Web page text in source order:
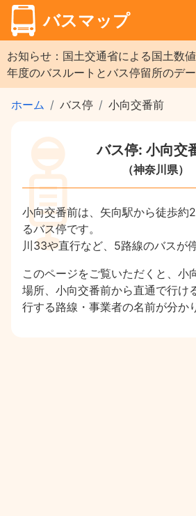
バスマップ
お知らせ：国土交通省による国土数
年度のバスルートとバス停留所のデー
ホーム バス停 小向交番前
バス停: 小向交
（神奈川県）
小向交番前は、矢向駅から徒歩約
るバス停です。
川33や直行など、5路線のバスが
このページをご覧いただくと、小
場所、小向交番前から直通で行け
行する路線・事業者の名前が分か